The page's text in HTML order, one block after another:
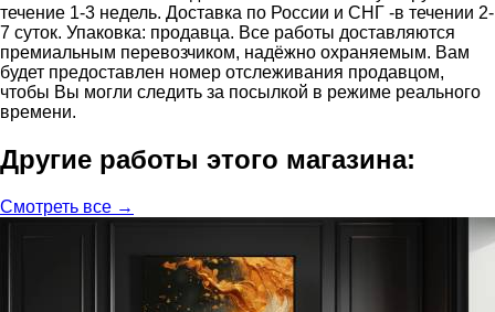
течение 1-3 недель. Доставка по России и СНГ -в течении 2-
7 суток. Упаковка: продавца. Все работы доставляются
премиальным перевозчиком, надёжно охраняемым. Вам
будет предоставлен номер отслеживания продавцом,
чтобы Вы могли следить за посылкой в режиме реального
времени.
Другие работы этого магазина:
Смотреть все →